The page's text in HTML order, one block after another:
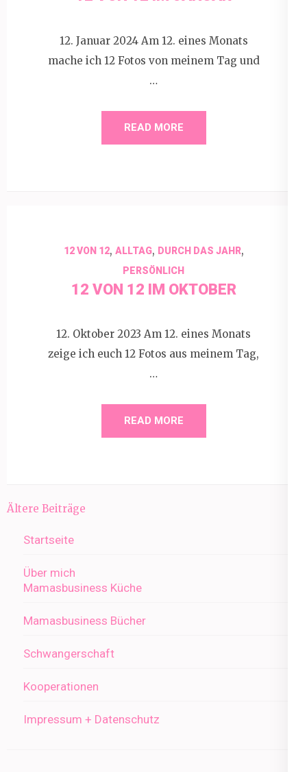
12. Januar 2024 Am 12. eines Monats
mache ich 12 Fotos von meinem Tag und
…
READ MORE
12 VON 12, ALLTAG, DURCH DAS JAHR,
PERSÖNLICH
12 VON 12 IM OKTOBER
12. Oktober 2023 Am 12. eines Monats
zeige ich euch 12 Fotos aus meinem Tag,
…
READ MORE
Beitragsnavigation
Ältere Beiträge
Startseite
Über mich
Mamasbusiness Küche
Mamasbusiness Bücher
Schwangerschaft
Kooperationen
Impressum + Datenschutz